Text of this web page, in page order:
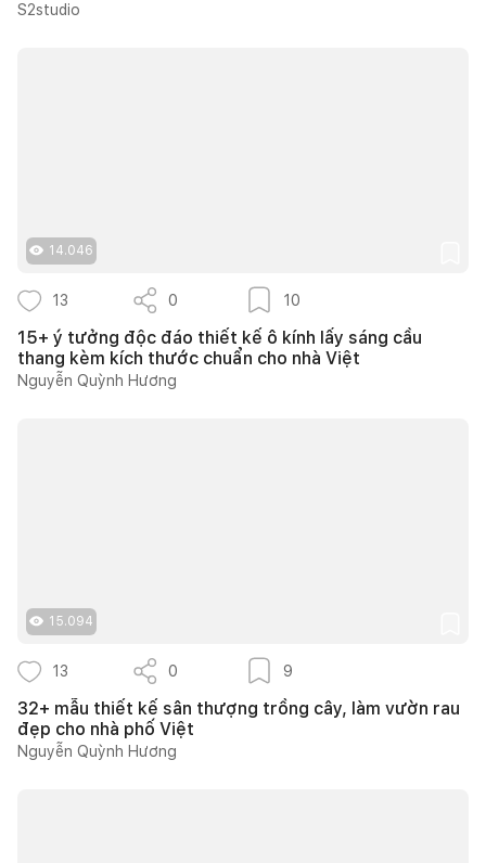
ánh sáng tự nhiên
S2studio
14.046
13 0 10
15+ ý tưởng độc đáo thiết kế ô kính lấy sáng cầu
thang kèm kích thước chuẩn cho nhà Việt
Nguyễn Quỳnh Hương
15.094
13 0 9
32+ mẫu thiết kế sân thượng trồng cây, làm vườn rau
đẹp cho nhà phố Việt
Nguyễn Quỳnh Hương